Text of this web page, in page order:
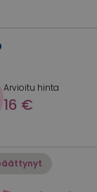
Arvioitu hinta
16 €